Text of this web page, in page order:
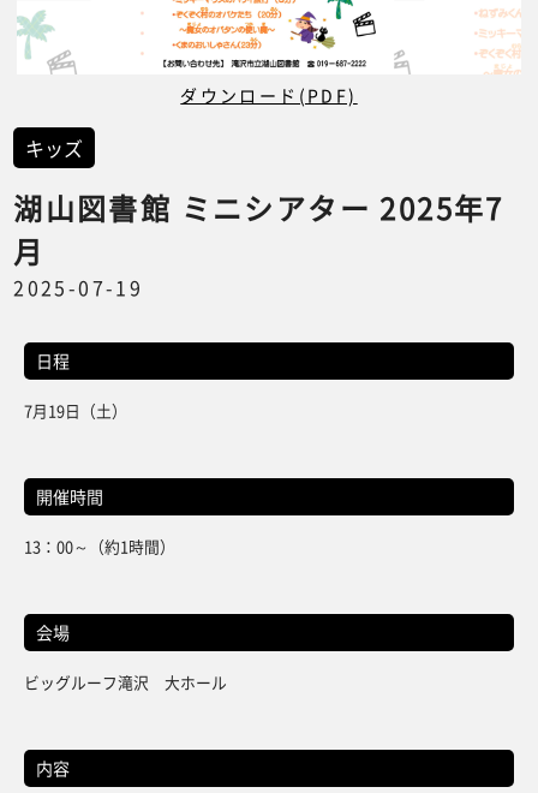
ダウンロード(PDF)
キッズ
湖山図書館 ミニシアター 2025年7
月
2025-07-19
日程
7月19日（土）
開催時間
13：00～（約1時間）
会場
ビッグルーフ滝沢 大ホール
内容